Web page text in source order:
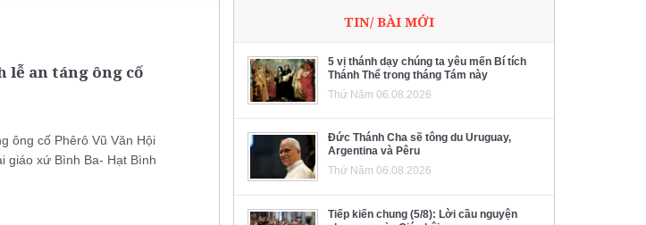
lễ an táng ông cố
ông cố Phêrô Vũ Văn Hội
giáo xứ Bình Ba- Hạt Bình
TIN/ BÀI MỚI
5 vị thánh dạy chúng ta yêu mến Bí tích
Thánh Thể trong tháng Tám này
Thứ Năm 06.08.2026
Đức Thánh Cha sẽ tông du Uruguay,
Argentina và Pêru
Thứ Năm 06.08.2026
Tiếp kiến chung (5/8): Lời cầu nguyện